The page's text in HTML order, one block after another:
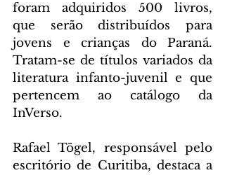
foram adquiridos 500 livros,
que serão distribuídos para
jovens e crianças do Paraná.
Tratam-se de títulos variados da
literatura infanto-juvenil e que
pertencem ao catálogo da
InVerso.
Rafael Tögel, responsável pelo
escritório de Curitiba, destaca a